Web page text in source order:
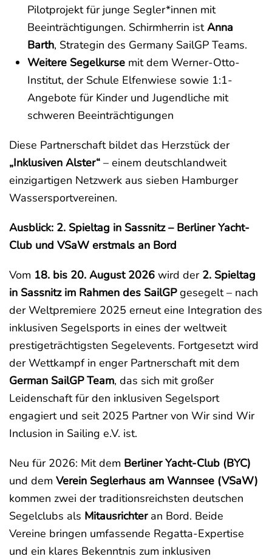
Pilotprojekt für junge Segler*innen mit
Beeinträchtigungen. Schirmherrin istAnna
Barth, Strategin des Germany SailGP Teams.
Weitere Segelkurse mit dem Werner-Otto-
Institut, der Schule Elfenwiese sowie 1:1-
Angebote für Kinder und Jugendliche mit
schweren Beeinträchtigungen
Diese Partnerschaft bildet das Herzstück der
„Inklusiven Alster“ – einem deutschlandweit
einzigartigen Netzwerk aus sieben Hamburger
Wassersportvereinen.
Ausblick: 2. Spieltag in Sassnitz – Berliner Yacht-
Club und VSaW erstmals an Bord
Vom 18. bis 20. August 2026 wird der 2. Spieltag
in Sassnitz im Rahmen des SailGPgesegelt – nach
der Weltpremiere 2025 erneut eine Integration des
inklusiven Segelsports in eines der weltweit
prestigeträchtigsten Segelevents. Fortgesetzt wird
der Wettkampf in enger Partnerschaft mit dem
German SailGP Team, das sich mit großer
Leidenschaft für den inklusiven Segelsport
engagiert und seit 2025 Partner von Wir sind Wir
Inclusion in Sailing e.V. ist.
Neu für 2026: Mit dem Berliner Yacht-Club (BYC)
und dem Verein Seglerhaus am Wannsee (VSaW)
kommen zwei der traditionsreichsten deutschen
Segelclubs als Mitausrichteran Bord. Beide
Vereine bringen umfassende Regatta-Expertise
und ein klares Bekenntnis zum inklusiven